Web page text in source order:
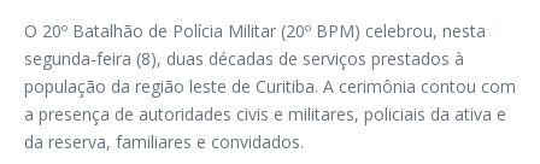
O 20º Batalhão de Polícia Militar (20º BPM) celebrou, nesta
segunda-feira (8), duas décadas de serviços prestados à
população da região leste de Curitiba. A cerimônia contou com
a presença de autoridades civis e militares, policiais da ativa e
da reserva, familiares e convidados.